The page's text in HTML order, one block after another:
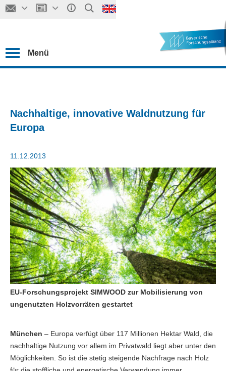
Menü
Nachhaltige, innovative Waldnutzung für
Europa
11.12.2013
EU-Forschungsprojekt SIMWOOD zur Mobilisierung von
ungenutzten Holzvorräten gestartet
München – Europa verfügt über 117 Millionen Hektar Wald, die
nachhaltige Nutzung vor allem im Privatwald liegt aber unter den
Möglichkeiten. So ist die stetig steigende Nachfrage nach Holz